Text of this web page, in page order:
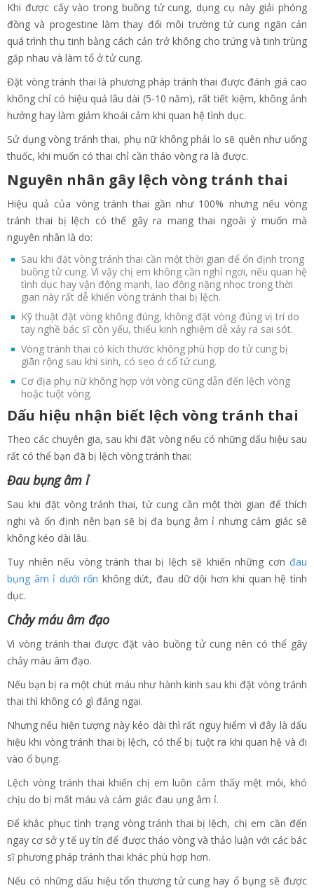
Khi được cấy vào trong buồng tử cung, dụng cụ này giải phóng
đồng và progestine làm thay đổi môi trường tử cung ngăn cản
quá trình thụ tinh bằng cách cản trở không cho trứng và tinh trùng
gặp nhau và làm tổ ở tử cung.
Đặt vòng tránh thai là phương pháp tránh thai được đánh giá cao
không chỉ có hiệu quả lâu dài (5-10 năm), rất tiết kiệm, không ảnh
hưởng hay làm giảm khoái cảm khi quan hệ tình dục.
Sử dụng vòng tránh thai, phụ nữ không phải lo sẽ quên như uống
thuốc, khi muốn có thai chỉ cần tháo vòng ra là được.
Nguyên nhân gây lệch vòng tránh thai
Hiệu quả của vòng tránh thai gần như 100% nhưng nếu vòng
tránh thai bị lệch có thể gây ra mang thai ngoài ý muốn mà
nguyên nhân là do:
Sau khi đặt vòng tránh thai cần một thời gian để ổn định trong
buồng tử cung. Vì vậy chị em không cần nghỉ ngơi, nếu quan hệ
tình dục hay vận động mạnh, lao động nặng nhọc trong thời
gian này rất dễ khiến vòng tránh thai bị lệch.
Kỹ thuật đặt vòng không đúng, không đặt vòng đúng vị trí do
tay nghề bác sĩ còn yếu, thiếu kinh nghiệm dễ xảy ra sai sót.
Vòng tránh thai có kích thước không phù hợp do tử cung bị
giãn rộng sau khi sinh, có sẹo ở cổ tử cung.
Cơ địa phụ nữ không hợp với vòng cũng dẫn đến lệch vòng
hoặc tuột vòng.
Dấu hiệu nhận biết lệch vòng tránh thai
Theo các chuyên gia, sau khi đặt vòng nếu có những dấu hiệu sau
rất có thể bạn đã bị lệch vòng tránh thai:
Đau bụng âm ỉ
Sau khi đặt vòng tránh thai, tử cung cần một thời gian để thích
nghi và ổn định nên bạn sẽ bị đa bụng âm ỉ nhưng cảm giác sẽ
không kéo dài lâu.
Tuy nhiên nếu vòng tránh thai bị lệch sẽ khiến những cơn đau
bụng âm ỉ dưới rốn không dứt, đau dữ dội hơn khi quan hệ tình
dục.
Chảy máu âm đạo
Vì vòng tránh thai được đặt vào buồng tử cung nên có thể gây
chảy máu âm đạo.
Nếu bạn bị ra một chút máu như hành kinh sau khi đặt vòng tránh
thai thì không có gì đáng ngại.
Nhưng nếu hiện tượng này kéo dài thì rất nguy hiểm vì đây là dấu
hiệu khi vòng tránh thai bị lệch, có thể bị tuột ra khi quan hệ và đi
vào ổ bụng.
Lệch vòng tránh thai khiến chị em luôn cảm thấy mệt mỏi, khó
chịu do bị mất máu và cảm giác đau ụng âm ỉ.
Để khắc phục tình trạng vòng tránh thai bị lệch, chị em cần đến
ngay cơ sở y tế uy tín để được tháo vòng và thảo luận với các bác
sĩ phương pháp tránh thai khác phù hợp hơn.
Nếu có những dấu hiệu tổn thương tử cung hay ổ bụng sẽ được